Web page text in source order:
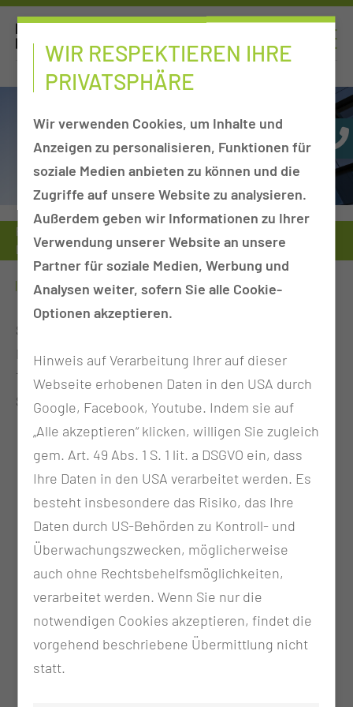
Personen
Dr. med. Dirk Schneider-Kulla
WERDEGANG
Schwerpunktbezeichnung: Kinderkardiologie,
Neonatologie
Tätigkeitsschwerpunkte: Kinderkardiologische
Sprechstunde, Funktionsdiagnostik
WIR RESPEKTIEREN IHRE
PRIVATSPHÄRE
Wir verwenden Cookies, um Inhalte und
Anzeigen zu personalisieren, Funktionen für
soziale Medien anbieten zu können und die
Zugriffe auf unsere Website zu analysieren.
Außerdem geben wir Informationen zu Ihrer
Verwendung unserer Website an unsere
Partner für soziale Medien, Werbung und
Analysen weiter, sofern Sie alle Cookie-
Optionen akzeptieren.
Hinweis auf Verarbeitung Ihrer auf dieser
Webseite erhobenen Daten in den USA durch
Google, Facebook, Youtube. Indem sie auf
„Alle akzeptieren“ klicken, willigen Sie zugleich
gem. Art. 49 Abs. 1 S. 1 lit. a DSGVO ein, dass
Ihre Daten in den USA verarbeitet werden. Es
besteht insbesondere das Risiko, das Ihre
Daten durch US-Behörden zu Kontroll- und
Überwachungszwecken, möglicherweise
auch ohne Rechtsbehelfsmöglichkeiten,
verarbeitet werden. Wenn Sie nur die
notwendigen Cookies akzeptieren, findet die
vorgehend beschriebene Übermittlung nicht
statt.